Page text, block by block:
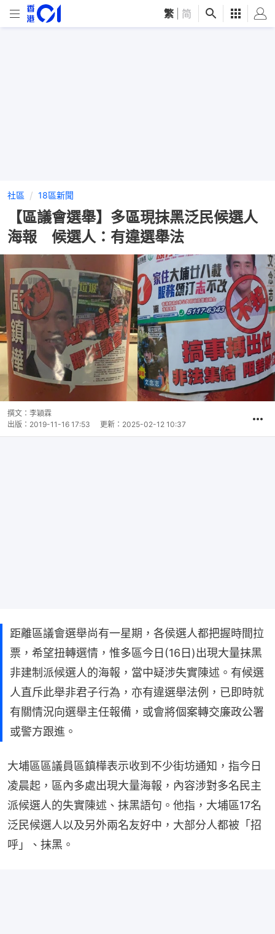
繁 简
社區 18區新聞
【區議會選舉】多區現抹黑泛民候選人
海報 候選人：有違選舉法
撰文： 李穎霖
出版： 2019-11-16 17:53 更新： 2025-02-12 10:37
距離區議會選舉尚有一星期，各侯選人都把握時間拉
票，希望扭轉選情，惟多區今日(16日)出現大量抹黑
非建制派候選人的海報，當中疑涉失實陳述。有候選
人直斥此舉非君子行為，亦有違選舉法例，已即時就
有關情況向選舉主任報備，或會將個案轉交廉政公署
或警方跟進。
大埔區區議員區鎮樺表示收到不少街坊通知，指今日
凌晨起，區內多處出現大量海報，內容涉對多名民主
派候選人的失實陳述、抹黑語句。他指，大埔區17名
泛民候選人以及另外兩名友好中，大部分人都被「招
呼」、抹黑。